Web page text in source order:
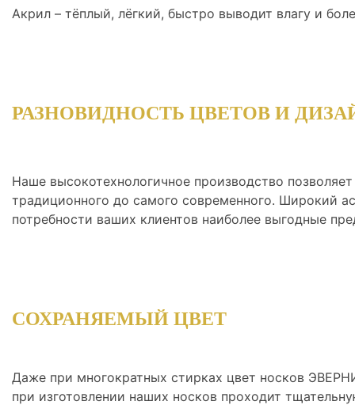
Акрил – тёплый, лёгкий, быстро выводит влагу и
РАЗНОВИДНОСТЬ ЦВЕТОВ И
Наше высокотехнологичное производство
традиционного до самого современного. Широкий
потребности ваших клиентов наиболее выгодные
СОХРАНЯЕМЫЙ ЦВЕТ
Даже при многократных стирках цвет носков
при изготовлении наших носков проходит